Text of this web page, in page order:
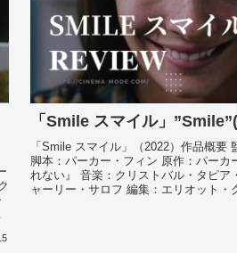
「Smile スマイル」
「Smile スマイル」（2022）作品概要
脚本：パーカー・フィン 原作：パーカ
れない』 音楽：クリストバル・タピア
ャーリー・サロフ 編集：エリオット・